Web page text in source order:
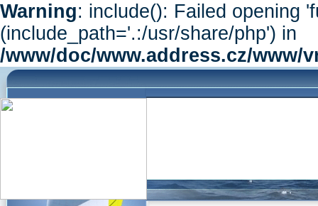
Warning: include(): Failed opening
(include_path='.:/usr/share/php') in
/www/doc/www.address.cz/www/